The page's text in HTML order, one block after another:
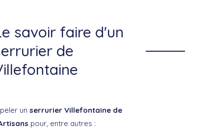
savoir faire d'un
de
un serrurier Villefontaine de
pour, entre autres :